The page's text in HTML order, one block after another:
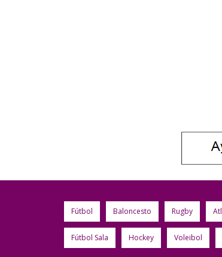
Fútbol Baloncesto Rugby
Fútbol Sala Hockey Voleibol